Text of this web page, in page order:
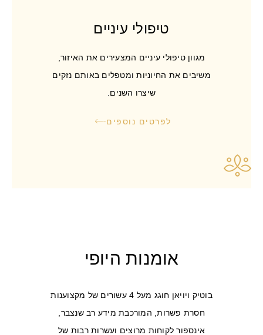
טיפולי עיניים
מגוון טיפולי עיניים המצעירים את האיזור,
משיבים את החיוניות ומטפלים באותם נזקים
שיצרו השנים.
לפרטים נוספים
אומנות היופי
בוטיק ויויאן חוגג מעל 4 עשורים של מקצוענות
חסרת פשרות, המורכבת מידע רב שנצבר,
אינספור לקוחות מרוצים ועשרות רבות של